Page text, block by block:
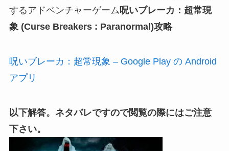
するアドベンチャーゲーム呪いブレーカ：超常現
象 (Curse Breakers : Paranormal)攻略
呪いブレーカ：超常現象 – Google Play の Android
アプリ
以下解答。ネタバレですので閲覧の際にはご注意
下さい。